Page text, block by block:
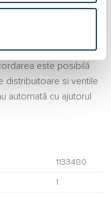
12×3/4 Euro
din oțel inoxidabil cu
este posibilă
distribuitoare si ventile
automată cu ajutorul
1133480
1